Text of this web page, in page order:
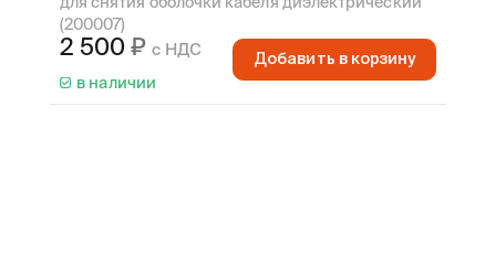
(200007)
2 500 с НДС
в наличии
Добавить в корзину